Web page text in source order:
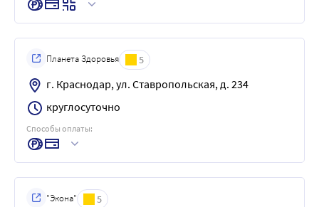
Планета Здоровья 5
г. Краснодар, ул. Ставропольская, д. 234
круглосуточно
Способы оплаты:
"Экона" 5